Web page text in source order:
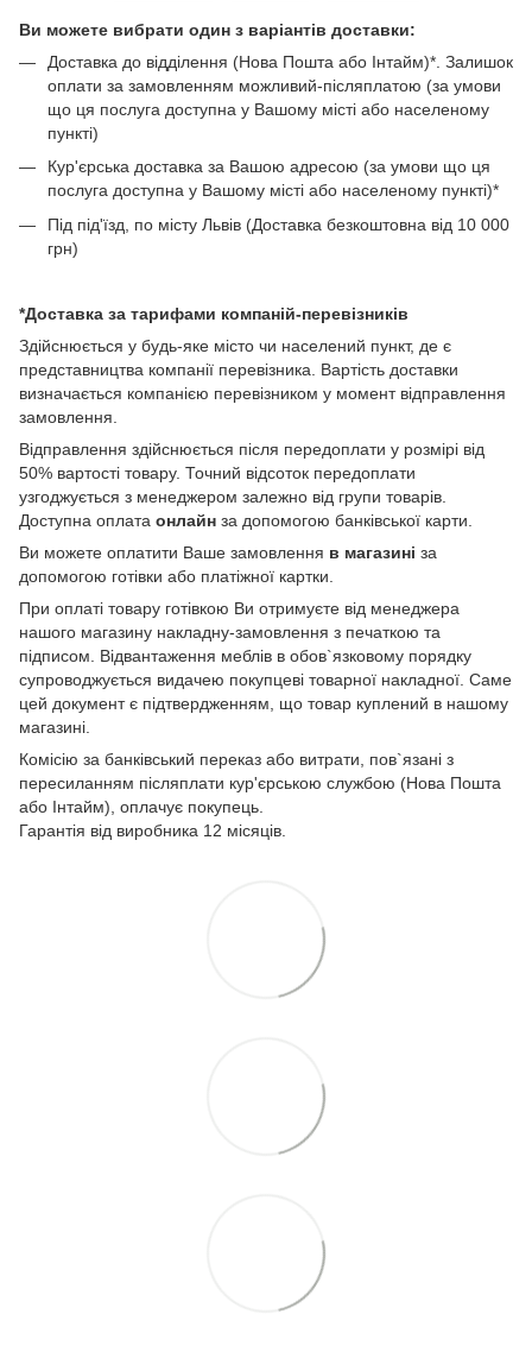
Ви можете вибрати один з варіантів доставки:
Доставка до відділення (Нова Пошта або Інтайм)*. Залишок
оплати за замовленням можливий-післяплатою (за умови
що ця послуга доступна у Вашому місті або населеному
пункті)
Кур'єрська доставка за Вашою адресою (за умови що ця
послуга доступна у Вашому місті або населеному пункті)*
Під під'їзд, по місту Львів (Доставка безкоштовна від 10 000
грн)
*Доставка за тарифами компаній-перевізників
Здійснюється у будь-яке місто чи населений пункт, де є
представництва компанії перевізника. Вартість доставки
визначається компанією перевізником у момент відправлення
замовлення.
Відправлення здійснюється після передоплати у розмірі від
50% вартості товару. Точний відсоток передоплати
узгоджується з менеджером залежно від групи товарів.
Доступна оплата онлайн за допомогою банківської карти.
Ви можете оплатити Ваше замовлення в магазині за
допомогою готівки або платіжної картки.
При оплаті товару готівкою Ви отримуєте від менеджера
нашого магазину накладну-замовлення з печаткою та
підписом. Відвантаження меблів в обов`язковому порядку
супроводжується видачею покупцеві товарної накладної. Саме
цей документ є підтвердженням, що товар куплений в нашому
магазині.
Комісію за банківський переказ або витрати, пов`язані з
пересиланням післяплати кур'єрською службою (Нова Пошта
або Інтайм), оплачує покупець.
Гарантія від виробника 12 місяців.